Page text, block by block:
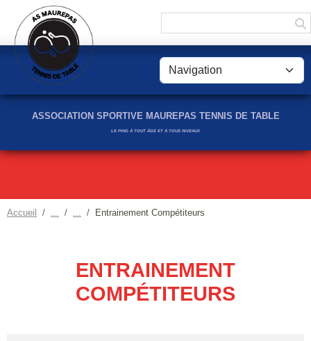
ASSOCIATION SPORTIVE MAUREPAS TENNIS DE TABLE
LE PING À TOUT ÂGE ET À TOUS NIVEAUX
Accueil Entrainement Compétiteurs
ENTRAINEMENT
COMPÉTITEURS
Panneau de gestion des cookies